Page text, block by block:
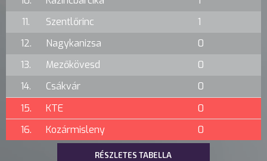
11.
Szentlőrinc
1
12.
Nagykanizsa
0
13.
Mezőkövesd
0
14.
Csákvár
0
15.
KTE
0
16.
Kozármisleny 0
RÉSZLETES TABELLA